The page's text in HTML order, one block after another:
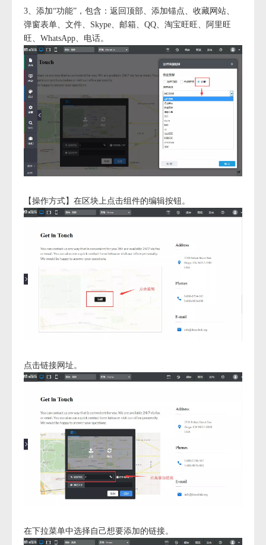
3、添加“功能”，包含：返回顶部、添加锚点、收藏网站、
弹窗表单、文件、Skype、邮箱、QQ、淘宝旺旺、阿里旺
旺、WhatsApp、电话。
【操作方式】在区块上点击组件的编辑按钮。
点击链接网址。
在下拉菜单中选择自己想要添加的链接。